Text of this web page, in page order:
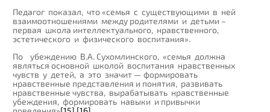
Педагог показал, что «семья с существующими в ней
взаимоотношениями между родителями и детьми –
первая школа интеллектуального, нравственного,
эстетического и физического воспитания».
По убеждению В.А. Сухомлинского, «семья должна
являться основной школой воспитания нравственных
чувств у детей, а это значит — формировать
нравственные представления и понятия, развивать
нравственные чувства, вырабатывать нравственные
убеждения, формировать навыки и привычки